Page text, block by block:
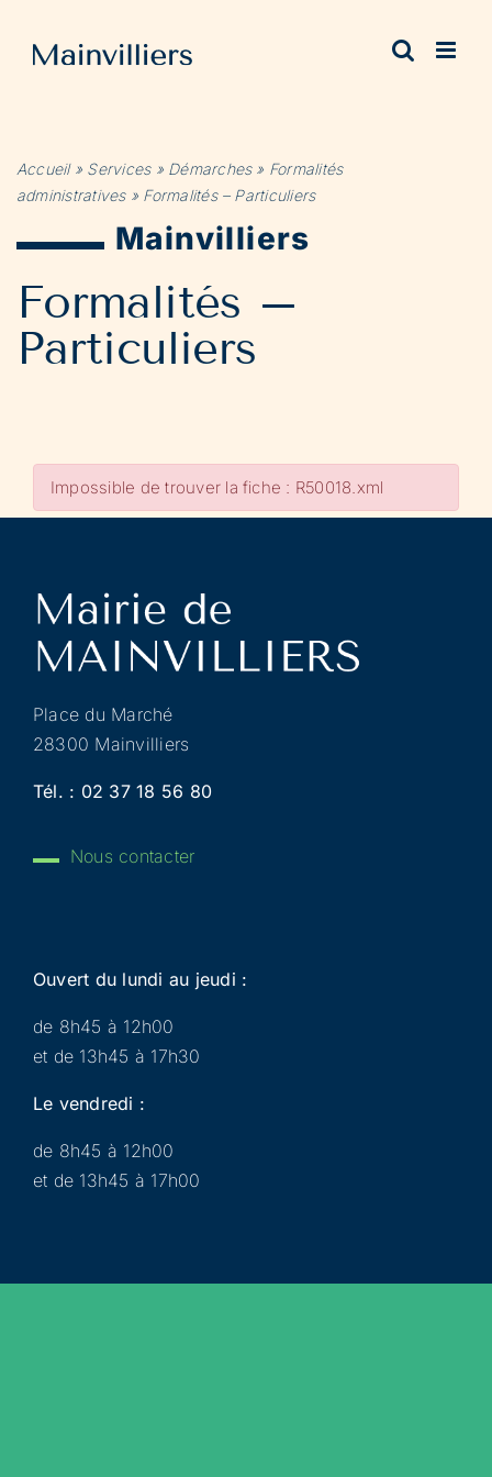
contenu
Accueil» Services» Démarches» Formalités
administratives» Formalités – Particuliers
Mainvilliers
Formalités –
Particuliers
Impossible de trouver la fiche : R50018.xml
Place du Marché
28300 Mainvilliers
Tél. : 02 37 18 56 80
Nous contacter
Ouvert du lundi au jeudi :
de 8h45 à 12h00
et de 13h45 à 17h30
Le vendredi :
de 8h45 à 12h00
et de 13h45 à 17h00